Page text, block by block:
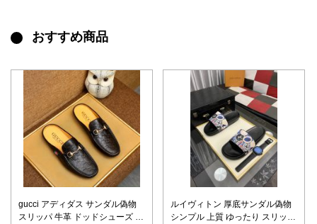
おすすめ商品
gucci アディダス サンダル偽物
スリッパ 牛革 ドッドシューズ 紳
ルイヴィトン 厚底サンダル偽物
シンプル 上質 ゆったり スリッパ